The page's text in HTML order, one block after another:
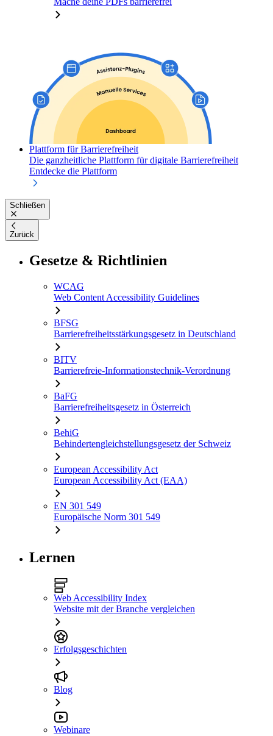
Plattform für Barrierefreiheit
Die ganzheitliche Plattform für digitale Barrierefreiheit
Entdecke die Plattform
Schließen
Zurück
Gesetze & Richtlinien
WCAG
Web Content Accessibility Guidelines
BFSG
Barrierefreiheitsstärkungsgesetz in Deutschland
BITV
Barrierefreie-Informationstechnik-Verordnung
BaFG
Barrierefreiheitsgesetz in Österreich
BehiG
Behindertengleichstellungsgesetz der Schweiz
European Accessibility Act
European Accessibility Act (EAA)
EN 301 549
Europäische Norm 301 549
Lernen
Web Accessibility Index
Website mit der Branche vergleichen
Erfolgsgeschichten
Blog
Webinare